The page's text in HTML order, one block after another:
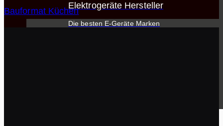
Elektrogeräte Hersteller
Die besten E-Geräte Marken
Bauformat Küchen